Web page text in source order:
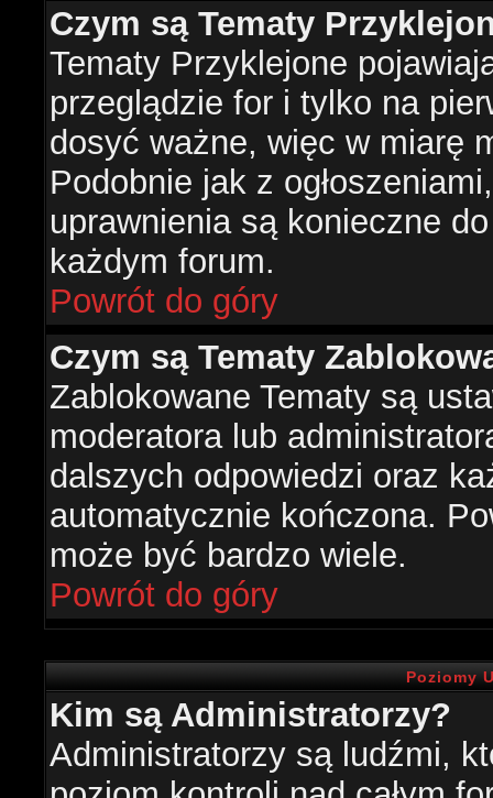
Czym są Tematy
Tematy Przyklejone
przeglądzie for i tylko na
dosyć ważne, więc w miarę
Podobnie jak z
uprawnienia są konieczne
każdym forum.
Powrót do góry
Czym są Tematy
Zablokowane Tematy są
moderatora lub
dalszych odpowiedzi oraz
automatycznie kończona.
może być bardzo wiele.
Powrót do góry
Poziomy
Kim są Administratorzy?
Administratorzy są ludźmi,